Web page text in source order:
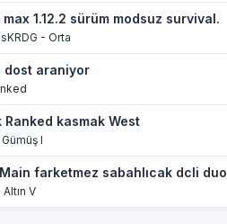
1.12.2 sürüm modsuz survival.
- Orta
dost araniyor
Ranked kasmak West
I
Main farketmez sabahlıcak dcli duo
V